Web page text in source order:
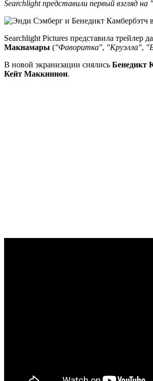
Searchlight представили первый взгляд
Searchlight Pictures представила
Макнамары ("Фаворитка", "Круэлла",
В новой экранизации снялись Бенедикт
Кейт Маккиннон.